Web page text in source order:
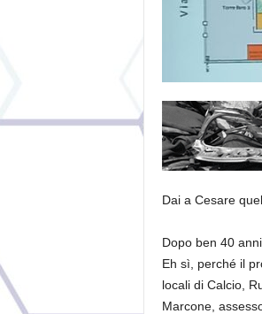
Dai a Cesare
Dopo ben 40
Eh sì, perché il
locali di Calcio,
Marcone,